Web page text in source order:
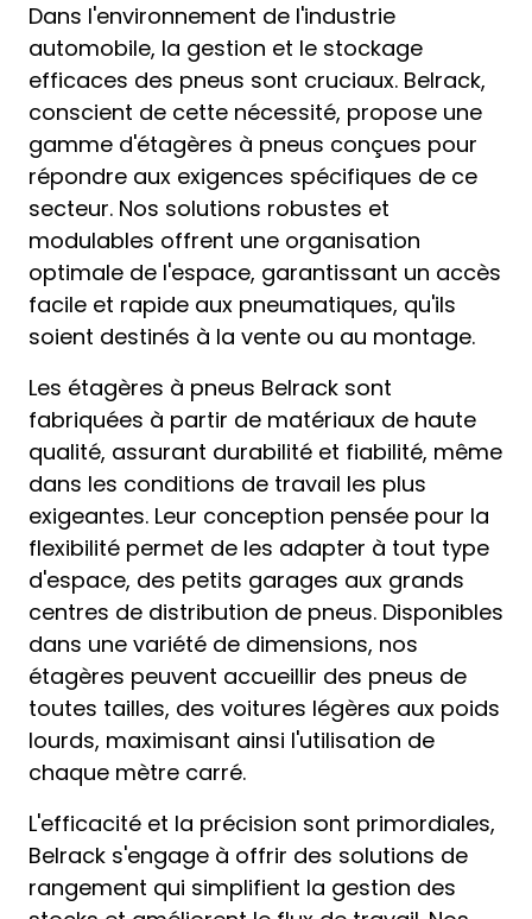
Dans l'environnement de l'industrie
automobile, la gestion et le stockage
efficaces des pneus sont cruciaux. Belrack,
conscient de cette nécessité, propose une
gamme d'étagères à pneus conçues pour
répondre aux exigences spécifiques de ce
secteur. Nos solutions robustes et
modulables offrent une organisation
optimale de l'espace, garantissant un accès
facile et rapide aux pneumatiques, qu'ils
soient destinés à la vente ou au montage.
Les étagères à pneus Belrack sont
fabriquées à partir de matériaux de haute
qualité, assurant durabilité et fiabilité, même
dans les conditions de travail les plus
exigeantes. Leur conception pensée pour la
flexibilité permet de les adapter à tout type
d'espace, des petits garages aux grands
centres de distribution de pneus. Disponibles
dans une variété de dimensions, nos
étagères peuvent accueillir des pneus de
toutes tailles, des voitures légères aux poids
lourds, maximisant ainsi l'utilisation de
chaque mètre carré.
L'efficacité et la précision sont primordiales,
Belrack s'engage à offrir des solutions de
rangement qui simplifient la gestion des